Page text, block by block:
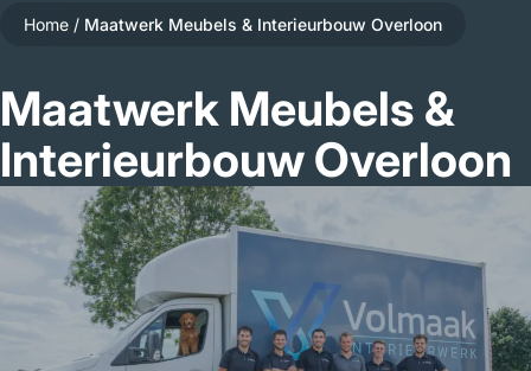
Home / Maatwerk Meubels & Interieurbouw Overloon
Maatwerk Meubels &
Interieurbouw Overloon